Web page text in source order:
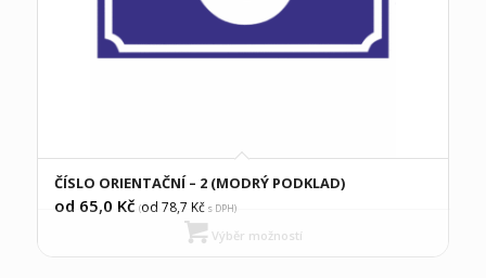
ČÍSLO ORIENTAČNÍ – 2 (MODRÝ PODKLAD)
od 65,0 Kč (od 78,7 Kčs DPH)
Výběr možností